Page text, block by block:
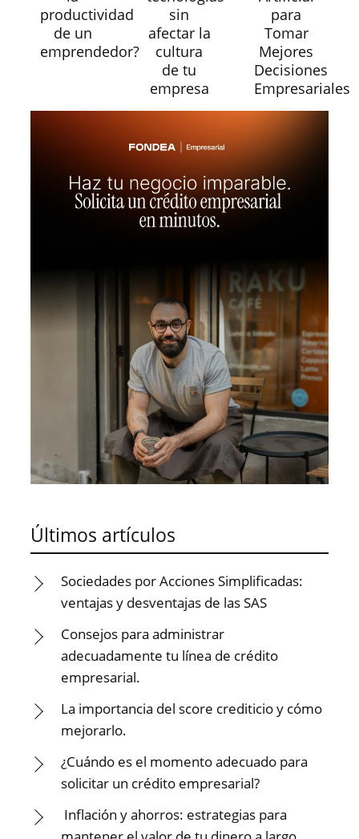
productividad
de un
emprendedor?
sin
afectar la
cultura
de tu
empresa
para
Tomar
Mejores
Decisiones
Empresariales
Últimos artículos
Sociedades por Acciones Simplificadas:
ventajas y desventajas de las SAS
Consejos para administrar
adecuadamente tu línea de crédito
empresarial.
La importancia del score crediticio y cómo
mejorarlo.
¿Cuándo es el momento adecuado para
solicitar un crédito empresarial?
Inflación y ahorros: estrategias para